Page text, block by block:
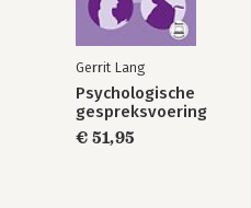
Gerrit Lang
Psychologische
gespreksvoering
€ 51,95